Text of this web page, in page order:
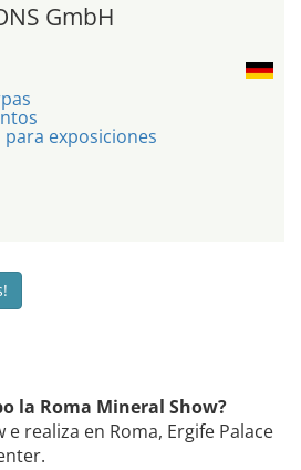
GmbH
exposiciones
la Roma Mineral Show?
e realiza en Roma, Ergife Palace